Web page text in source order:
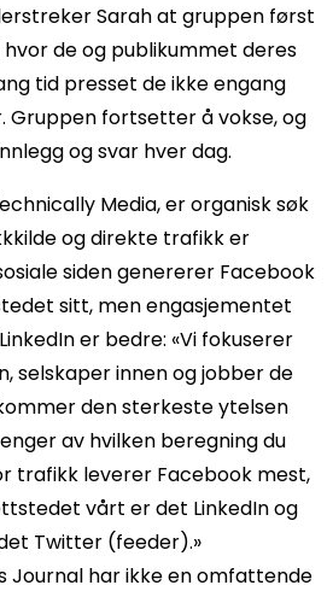
Sarah at gruppen først
de og publikummet deres
tid presset de ikke engang
Gruppen fortsetter å vokse, og
og svar hver dag.
Media, er organisk søk
og direkte trafikk er
siden genererer Facebook
sitt, men engasjementet
er bedre: «Vi fokuserer
selskaper innen og jobber de
den sterkeste ytelsen
av hvilken beregning du
trafikk leverer Facebook mest,
vårt er det LinkedIn og
Twitter (feeder).»
Journal har ikke en omfattende